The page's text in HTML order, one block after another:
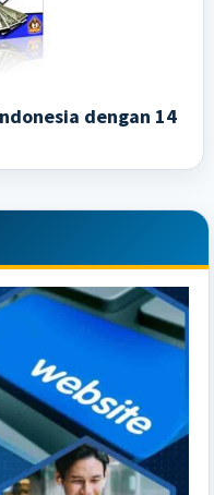
dengan 14